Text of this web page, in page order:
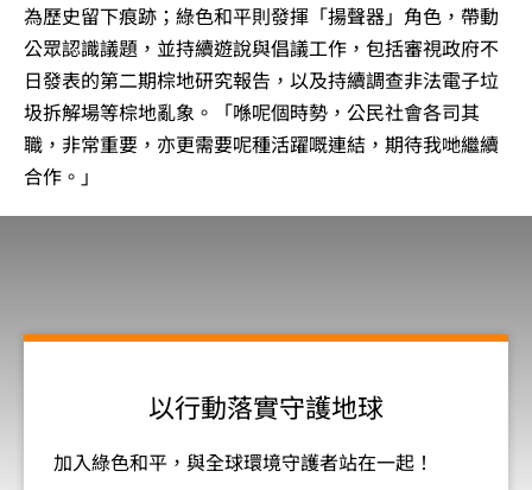
為歷史留下痕跡；綠色和平則發揮「揚聲器」角色，帶動
公眾認識議題，並持續遊說與倡議工作，包括審視政府不
日發表的第二期棕地研究報告，以及持續調查非法電子垃
圾拆解場等棕地亂象。「喺呢個時勢，公民社會各司其
職，非常重要，亦更需要呢種活躍嘅連結，期待我哋繼續
合作。」
以行動落實守護地球
加入綠色和平，與全球環境守護者站在一起！